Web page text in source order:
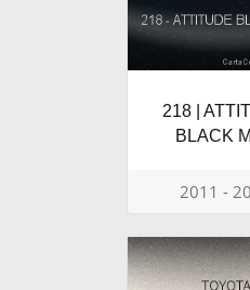
218 |
BLACK
2011 -